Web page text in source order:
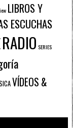
LIBROS Y
ESCUCHAS
RADIO SERIES
VÍDEOS &